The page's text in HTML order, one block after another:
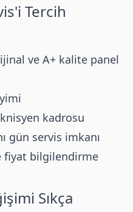
Tercih
ve A+ kalite panel
kadrosu
gün servis imkanı
fiyat bilgilendirme
Sıkça